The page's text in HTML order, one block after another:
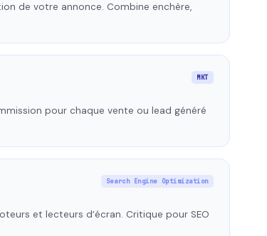
de votre annonce. Combine enchère,
MKT
pour chaque vente ou lead généré
Search Engine Optimization
et lecteurs d’écran. Critique pour SEO